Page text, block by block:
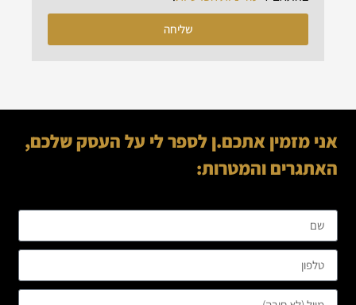
שליחה
אני מזמין אתכם.ן לספר לי על העסק שלכם,
האתגרים והמטרות: